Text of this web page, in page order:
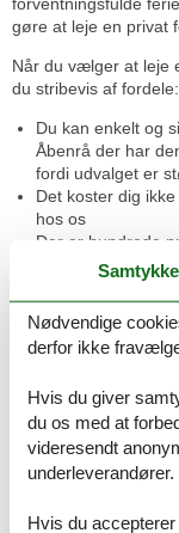
gøre at leje en privat
Når du vælger at leje
du stribevis af fordele:
Du kan enkelt og
Åbenrå der har
fordi udvalget er
Det koster dig
hos os
Der er hundrede
lejes gennem os
Hvis du har
til at hjælpe
Du har mulighed
at gøre rent før
tilbage, hvis
Se private
Privat udlejning af
Når du booker en
Samtykke
Nødvendige
derfor ikke
Hvis du giver
du os med at
videresendt
underleverandører.
Hvis du